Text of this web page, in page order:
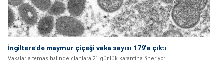
İngiltere’de maymun çiçeği vaka sayısı 179’a çıktı
Vakalarla temas halinde olanlara 21 günlük karantina öneriyor.